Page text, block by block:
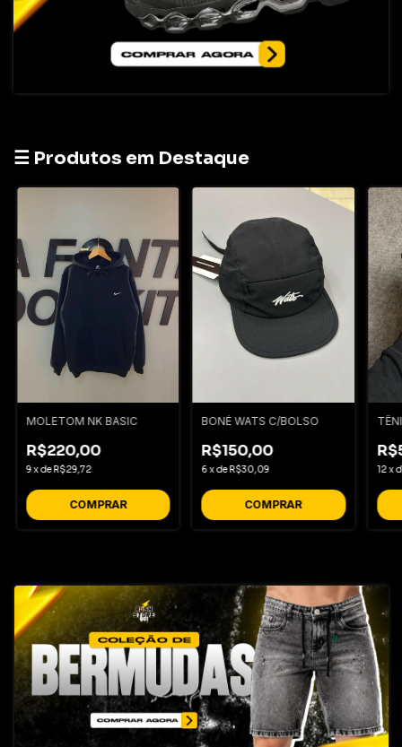
☰ Produtos em Destaque
MOLETOM NK BASIC
R$220,00
9xde R$29,72
COMPRAR
BONÉ WATS C/BOLSO
R$150,00
6xde R$30,09
COMPRAR
12x